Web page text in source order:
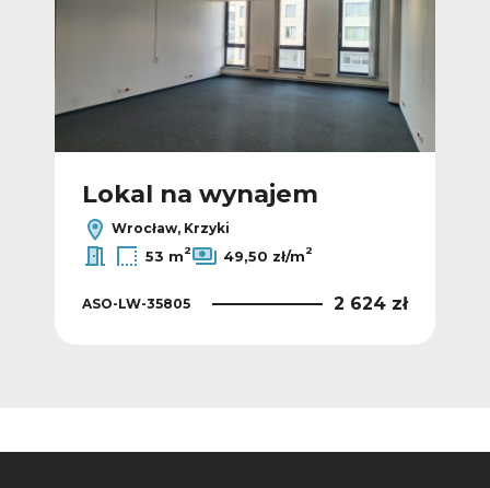
Lokal na wynajem
Wrocław, Krzyki
53 m2 49,50 zł/m2
ASO-LW-35805 2 624 zł